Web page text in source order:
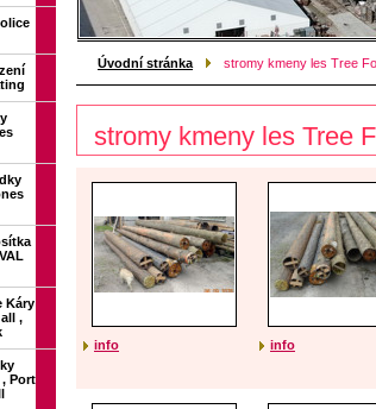
Úvodní stránka stromy kmeny les Tree
stromy kmeny les Tree
info info
Káry
,
, Port